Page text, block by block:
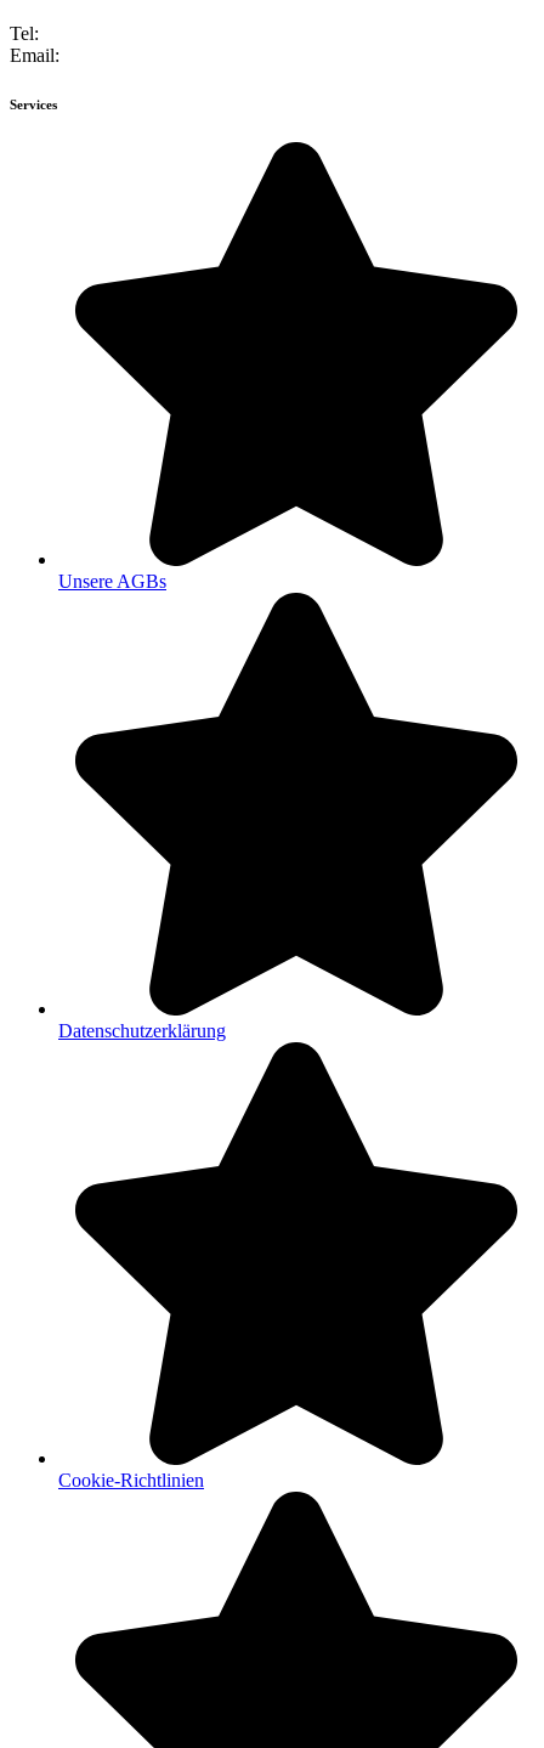
Tel:
Email:
Services
Unsere AGBs
Datenschutzerklärung
Cookie-Richtlinien